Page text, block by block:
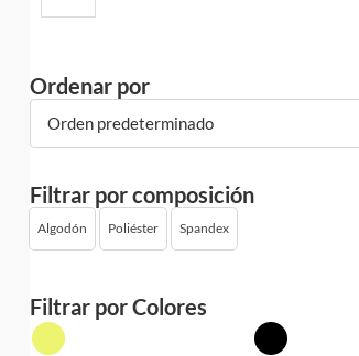
Ordenar por
Orden predeterminado
Filtrar por composición
Algodón Poliéster Spandex
Filtrar por Colores